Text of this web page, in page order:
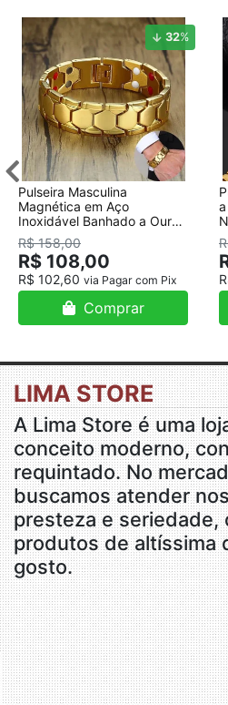
32%
Pulseira Masculina
Magnética em Aço
Inoxidável Banhado a Ouro
18K
R$ 158,00
R$ 108,00
R$ 102,60 via Pagar com Pix
Comprar
LIMA STORE
A Lima Store é uma
conceito moderno,
requintado. No
buscamos atender
presteza e seriedade,
produtos de altíssima
gosto.